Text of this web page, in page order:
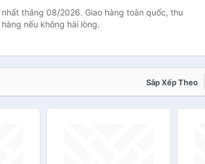
tháng 08/2026. Giao hàng toàn quốc, thu
nếu không hài lòng.
Sắp Xếp Theo